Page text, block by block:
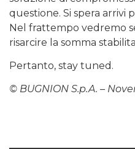
questione. Si spera arrivi
Nel frattempo vedremo
risarcire la somma
Pertanto, stay tuned.
© BUGNION S.p.A. –